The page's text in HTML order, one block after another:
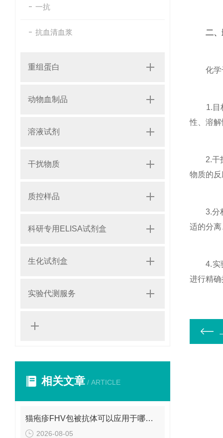
一抗
抗血清血浆
重组蛋白
动物血制品
溶液试剂
干扰物质
质控样品
科研专用ELISA试剂盒
生化试剂盒
实验代测服务
相关文章 / ARTICLE
猫疱疹FHV包被抗体可以应用于哪些方面呢？
2026-08-05
二
化学干
1.目标
性、溶
2.干扰
物质的
3.分析
适的分
4.实验
进行精